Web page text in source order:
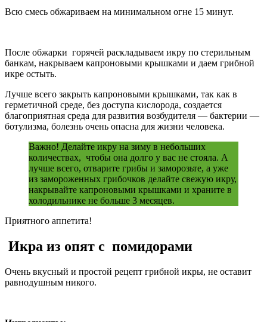
Всю смесь обжариваем на минимальном огне 15 минут.
После обжарки горячей раскладываем икру по стерильным
банкам, накрываем капроновыми крышками и даем грибной
икре остыть.
Лучше всего закрыть капроновыми крышками, так как в
герметичной среде, без доступа кислорода, создается
благоприятная среда для развития возбудителя — бактерии —
ботулизма, болезнь очень опасна для жизни человека.
Важно! Делайте икру на зиму в небольших
количествах, чтобы она долго у вас не стояла. А
лучше всего, отварите грибы и заморозьте, а уже
из замороженных грибочков делайте свежую икру,
накрывайте капроновыми крышками и храните в
холодильнике не больше 3 месяцев.
Приятного аппетита!
Икра из опят с помидорами
Очень вкусный и простой рецепт грибной икры, не оставит
равнодушным никого.